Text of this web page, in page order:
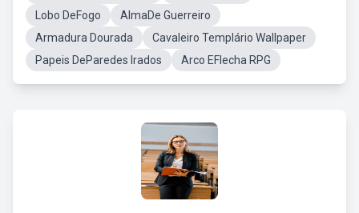
Lobo DeFogo
AlmaDe Guerreiro
Armadura Dourada
Cavaleiro Templário Wallpaper
Papeis DeParedes Irados
Arco EFlecha RPG